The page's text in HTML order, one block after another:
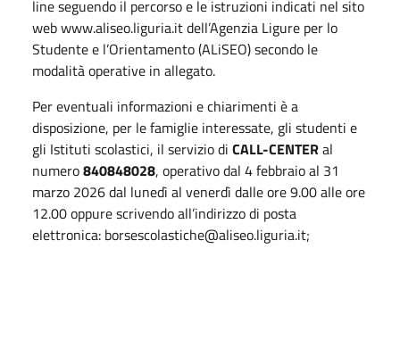
line seguendo il percorso e le istruzioni indicati nel sito
web www.aliseo.liguria.it dell’Agenzia Ligure per lo
Studente e l’Orientamento (ALiSEO) secondo le
modalità operative in allegato.
Per eventuali informazioni e chiarimenti è a
disposizione, per le famiglie interessate, gli studenti e
gli Istituti scolastici, il servizio di CALL-CENTERal
numero840848028, operativo dal 4 febbraio al 31
marzo 2026 dal lunedì al venerdì dalle ore 9.00 alle ore
12.00 oppure scrivendo all’indirizzo di posta
elettronica: borsescolastiche@aliseo.liguria.it;